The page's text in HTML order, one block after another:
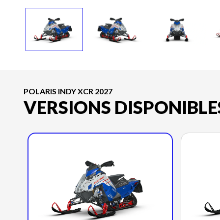
POLARIS INDY XCR 2027
VERSIONS